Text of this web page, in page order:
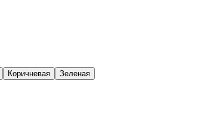
Коричневая Зеленая